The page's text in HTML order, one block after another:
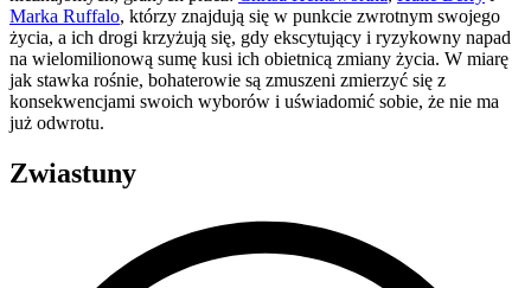
Marka Ruffalo, którzy znajdują się w punkcie zwrotnym swojego
życia, a ich drogi krzyżują się, gdy ekscytujący i ryzykowny napad
na wielomilionową sumę kusi ich obietnicą zmiany życia. W miarę
jak stawka rośnie, bohaterowie są zmuszeni zmierzyć się z
konsekwencjami swoich wyborów i uświadomić sobie, że nie ma
już odwrotu.
Zwiastuny